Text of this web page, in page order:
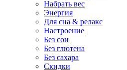
Набрать вес
Энергия
Для сна & релакс
Настроение
Без сои
Без глютена
Без сахара
Скидки